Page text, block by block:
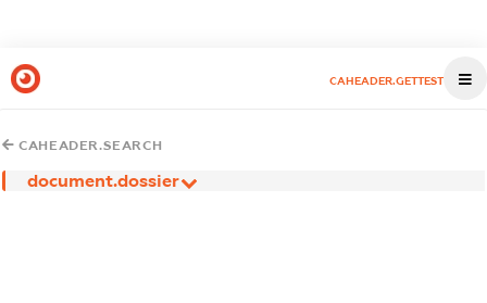
CAHEADER.GETTEST
CAHEADER.SEARCH
document.dossier